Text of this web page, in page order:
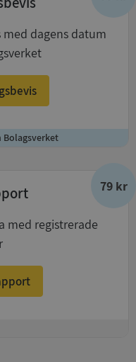
med dagens datum
Bolagsverket
79 kr
med registrerade